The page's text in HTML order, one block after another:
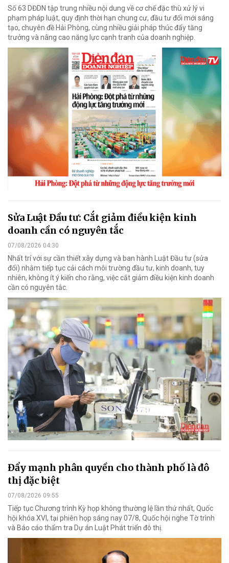
Số 63 DĐDN tập trung nhiều nội dung về cơ chế đặc thù xử lý vi
phạm pháp luật, quy định thời hạn chung cư, đầu tư đổi mới sáng
tạo, chuyên đề Hải Phòng, cùng nhiều giải pháp thúc đẩy tăng
trưởng và nâng cao năng lực cạnh tranh của doanh nghiệp.
Sửa Luật Đầu tư: Cắt giảm điều kiện kinh
doanh cần có nguyên tắc
07/08/2026 04:30
Nhất trí với sự cần thiết xây dựng và ban hành Luật Đầu tư (sửa
đổi) nhằm tiếp tục cải cách môi trường đầu tư, kinh doanh, tuy
nhiên, không ít ý kiến cho rằng, việc cắt giảm điều kiện kinh doanh
cần có nguyên tắc.
Đẩy mạnh phân quyền cho thành phố là đô
thị đặc biệt
07/08/2026 09:55
Tiếp tục Chương trình Kỳ họp không thường lệ lần thứ nhất, Quốc
hội khóa XVI, tại phiên họp sáng nay 07/8, Quốc hội nghe Tờ trình
và Báo cáo thẩm tra Dự án Luật Phát triển đô thị.